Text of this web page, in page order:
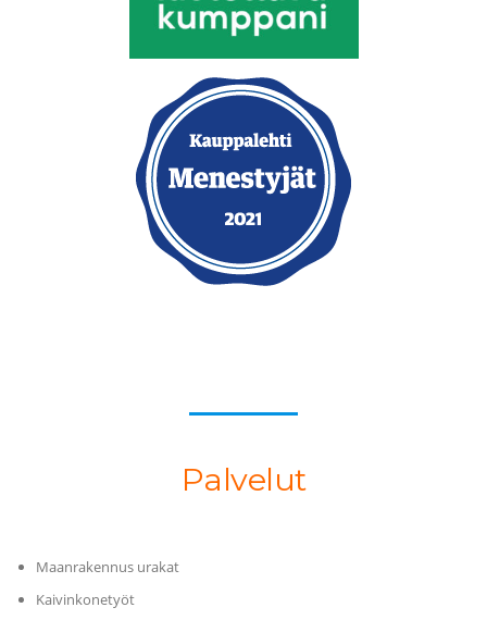
Palvelut
Maanrakennus urakat
Kaivinkonetyöt